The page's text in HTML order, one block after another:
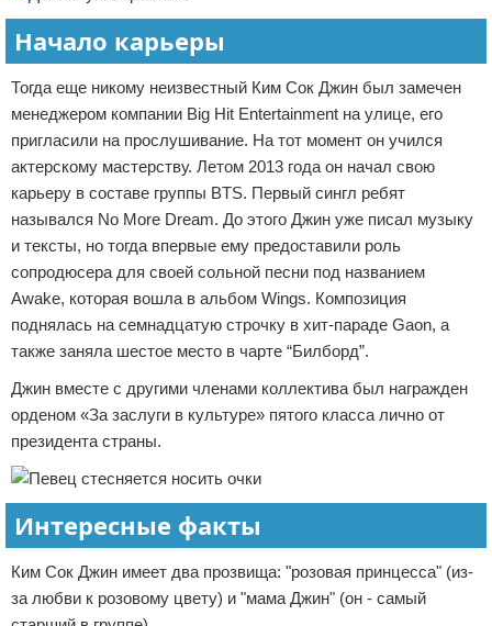
Начало карьеры
Тогда еще никому неизвестный Ким Сок Джин был замечен
менеджером компании Big Hit Entertainment на улице, его
пригласили на прослушивание. На тот момент он учился
актерскому мастерству. Летом 2013 года он начал свою
карьеру в составе группы BTS. Первый сингл ребят
назывался No More Dream. До этого Джин уже писал музыку
и тексты, но тогда впервые ему предоставили роль
сопродюсера для своей сольной песни под названием
Awake, которая вошла в альбом Wings. Композиция
поднялась на семнадцатую строчку в хит-параде Gaon, а
также заняла шестое место в чарте “Билборд”.
Джин вместе с другими членами коллектива был награжден
орденом «За заслуги в культуре» пятого класса лично от
президента страны.
Интересные факты
Ким Сок Джин имеет два прозвища: "розовая принцесса" (из-
за любви к розовому цвету) и "мама Джин" (он - самый